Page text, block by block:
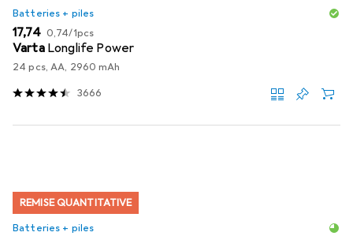
Batteries + piles
EUR
17,74 EUR
0,74/1pcs
Varta Longlife Power
24 pcs, AA, 2960 mAh
3666
REMISE QUANTITATIVE
Batteries + piles